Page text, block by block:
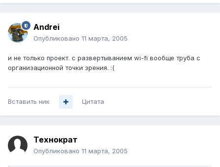
Andrei
Опубликовано 11 марта, 2005
и не только проект. с развертыванием wi-fi вообще труба с
организационной точки зрения. :(
Вставить ник Цитата
Технократ
Опубликовано 11 марта, 2005